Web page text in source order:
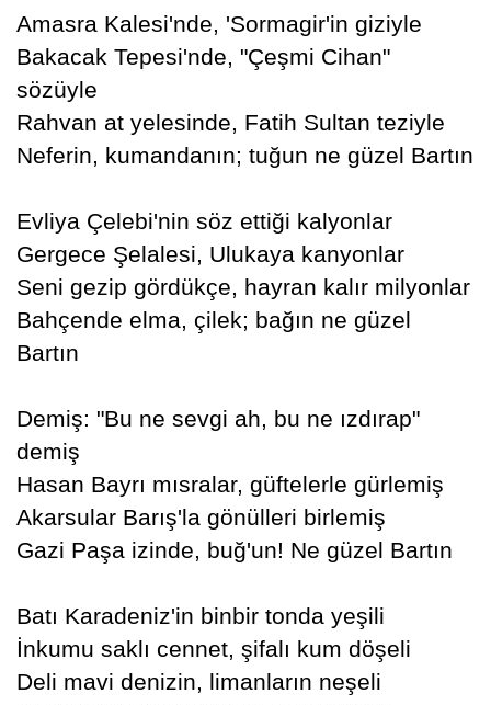
Amasra Kalesi'nde, 'Sormagir'in giziyle
Bakacak Tepesi'nde, "Çeşmi Cihan"
sözüyle
Rahvan at yelesinde, Fatih Sultan teziyle
Neferin, kumandanın; tuğun ne güzel Bartın
Evliya Çelebi'nin söz ettiği kalyonlar
Gergece Şelalesi, Ulukaya kanyonlar
Seni gezip gördükçe, hayran kalır milyonlar
Bahçende elma, çilek; bağın ne güzel
Bartın
Demiş: "Bu ne sevgi ah, bu ne ızdırap"
demiş
Hasan Bayrı mısralar, güftelerle gürlemiş
Akarsular Barış'la gönülleri birlemiş
Gazi Paşa izinde, buğ'un! Ne güzel Bartın
Batı Karadeniz'in binbir tonda yeşili
İnkumu saklı cennet, şifalı kum döşeli
Deli mavi denizin, limanların neşeli